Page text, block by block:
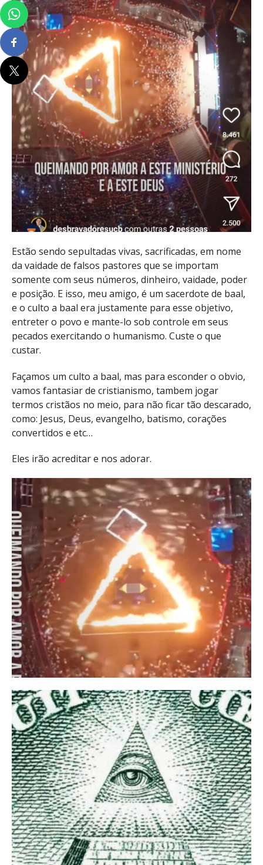
Estão sendo sepultadas vivas, sacrificadas, em nome
da vaidade de falsos pastores que se importam
somente com seus números, dinheiro, vaidade, poder
e posição. E isso, meu amigo, é um sacerdote de baal,
e o culto a baal era justamente para esse objetivo,
entreter o povo e mante-lo sob controle em seus
pecados exercitando o humanismo. Custe o que
custar.
Façamos um culto a baal, mas para esconder o obvio,
vamos fantasiar de cristianismo, tambem jogar
termos cristãos no meio, para não ficar tão descarado,
como: Jesus, Deus, evangelho, batismo, corações
convertidos e etc…
Eles irão acreditar e nos adorar.